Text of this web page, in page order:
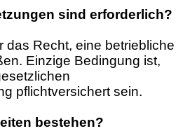
sind erforderlich?
das Recht, eine betriebliche
Einzige Bedingung ist,
pflichtversichert sein.
bestehen?